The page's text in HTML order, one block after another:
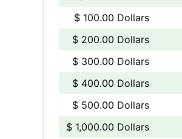
$ 100.00 Dollars
$ 200.00 Dollars
$ 300.00 Dollars
$ 400.00 Dollars
$ 500.00 Dollars
$ 1,000.00 Dollars